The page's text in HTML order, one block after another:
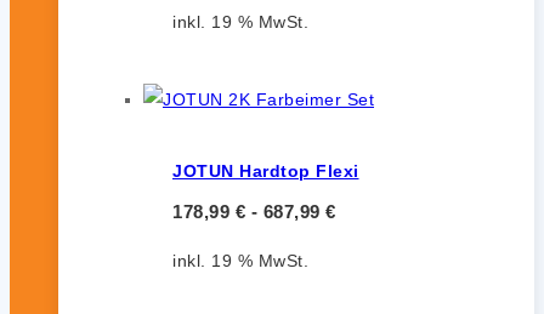
inkl. 19 % MwSt.
JOTUN Hardtop Flexi
178,99 € - 687,99 €
inkl. 19 % MwSt.